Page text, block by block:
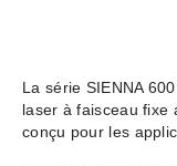
La série SIENNA
laser à faisceau fixe
conçu pour les